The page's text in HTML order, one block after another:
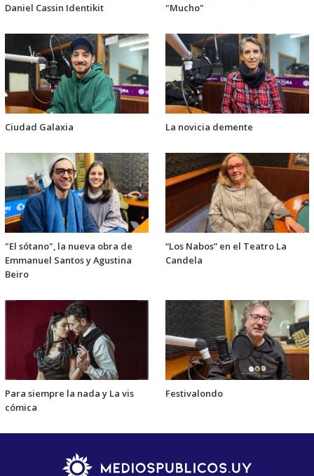
Daniel Cassin Identikit "Mucho"
Ciudad Galaxia La novicia demente
"El sótano", la nueva obra de
Emmanuel Santos y Agustina
Beiro
“Los Nabos” en el Teatro La
Candela
Para siempre la nada y La vis
cómica
Festivalondo